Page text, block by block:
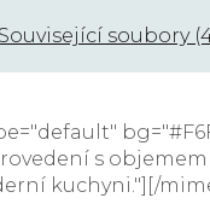
Související soubory
s
kuchyni."][/